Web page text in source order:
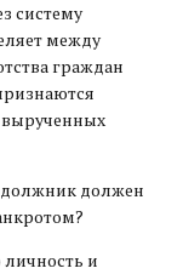
систему
между
граждан
должен
и